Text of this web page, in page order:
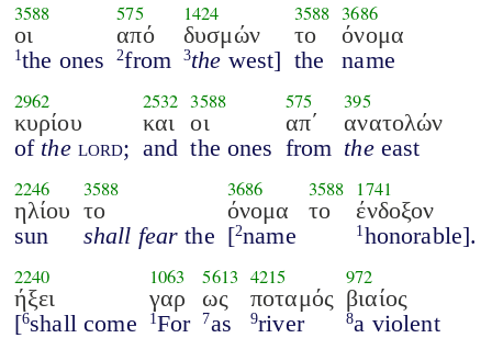
3588
οι
1 the ones
575
από
2from
1424
δυσμών
3the west]
3588
το
the
3686
όνομα
name
2962
κυρίου
of the lord;
2532
και
and
3588
οι
the ones
575
απ΄
from
395
ανατολών
theeast
2246
ηλίου
sun
3588
το
shall fear the
3686
όνομα
[2name
3588
το
1741
ένδοξον
1 honorable].
2240
ήξει
[6shall come
1063
γαρ
1 For
5613
ως
7as
4215
ποταμός
9river
972
βιαίος
8a violent